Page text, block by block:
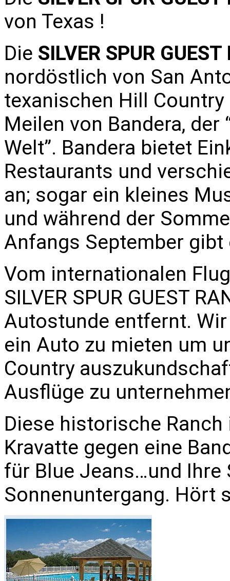
von Texas !
Die SILVER SPUR
nordöstlich von San
texanischen Hill
Meilen von Bandera,
Welt”. Bandera bietet
Restaurants und
an; sogar ein kleines
und während der
Anfangs September gibt
Vom internationalen
SILVER SPUR GUEST
Autostunde entfernt.
ein Auto zu mieten um
Country
Ausflüge zu
Diese historische
Kravatte gegen eine
für Blue Jeans…und
Sonnenuntergang. Hört